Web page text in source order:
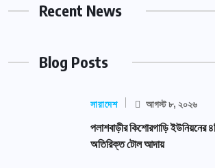
Recent News
Blog Posts
সারাদেশ আগস্ট ৮, ২০২৬
পলাশবাড়ীর কিশোরগাড়ি ইউনিয়নের
অতিরিক্ত টোল আদায়